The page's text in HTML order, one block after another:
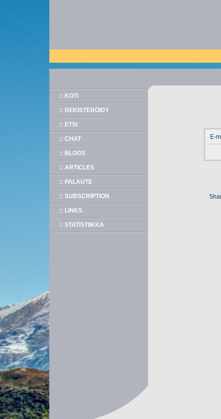
:: KOTI
:: REKISTERÖIDY
:: ETSI
:: CHAT
:: BLOGS
:: ARTICLES
:: PALAUTE
:: SUBSCRIPTION
:: LINKS
:: STATISTIIKKA
E-